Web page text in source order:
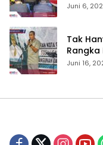
Juni 6,
‎Tak
Juni 16,